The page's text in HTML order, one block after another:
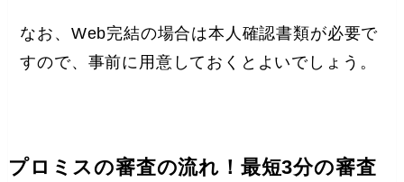
なお、Web完結の場合は本人確認書類が必要で
すので、事前に用意しておくとよいでしょう。
プロミスの審査の流れ！最短3分の審査